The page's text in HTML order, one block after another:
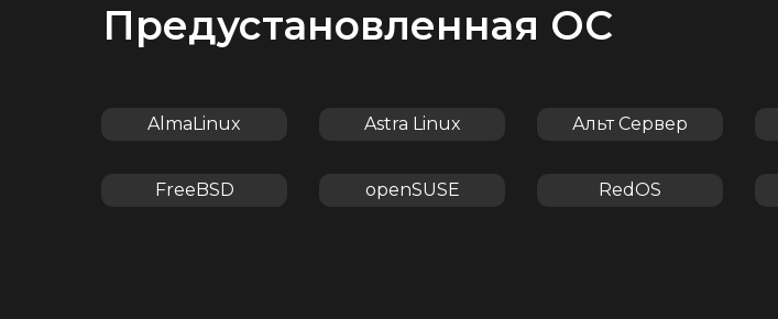
Предустановленная ОС
RedOS
openSUSE
FreeBSD
Альт Сервер
Astra Linux
AlmaLinux